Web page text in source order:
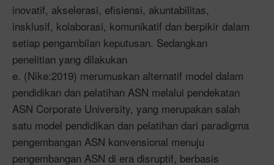
inovatif, akselerasi, efisiensi, akuntabilitas,
insklusif, kolaborasi, komunikatif dan berpikir dalam
setiap pengambilan keputusan. Sedangkan
penelitian yang dilakukan
e. (Nike:2019) merumuskan alternatif model dalam
pendidikan dan pelatihan ASN melalui pendekatan
ASN Corporate University, yang merupakan salah
satu model pendidikan dan pelatihan dari paradigma
pengembangan ASN konvensional menuju
pengembangan ASN di era disruptif, berbasis